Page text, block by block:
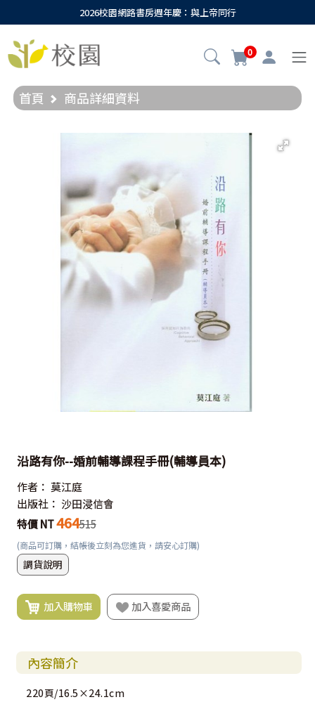
2026校園網路書房週年慶：與上帝同行
0
首頁 商品詳細資料
沿路有你--婚前輔導課程手冊(輔導員本)
作者： 莫江庭
出版社： 沙田浸信會
特價 NT464515
(商品可訂購，結帳後立刻為您進貨，請安心訂購)
調貨說明
加入購物車 加入喜愛商品
內容簡介
220頁/16.5×24.1cm